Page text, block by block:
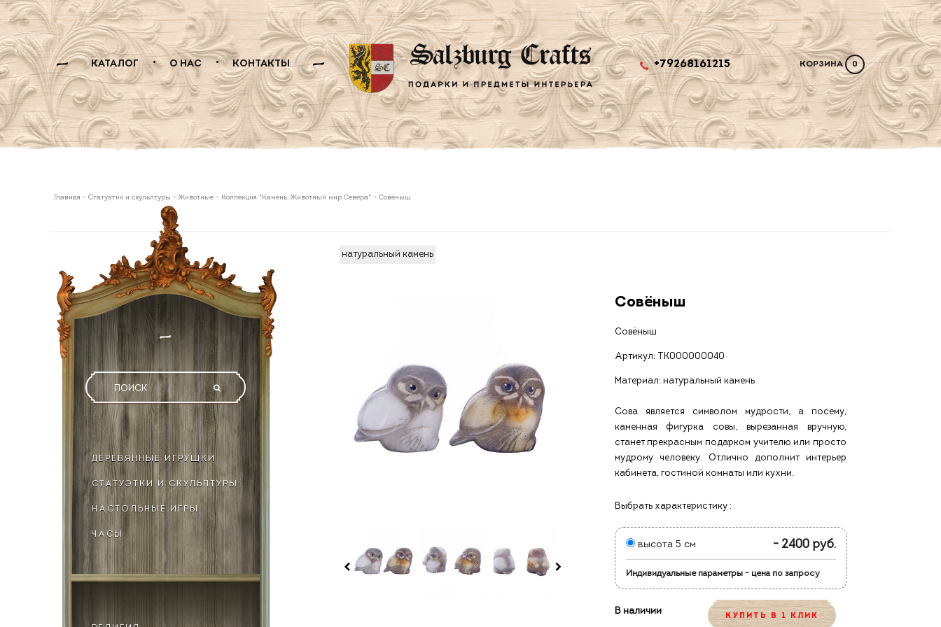
КАТАЛОГ О НАС КОНТАКТЫ +79268161215 КОРЗИНА 0
Главная - Статуэтки и скульптуры - Животные - Коллекция "Камень. Животный мир Севера" - Совёныш
ДЕРЕВЯННЫЕ ИГРУШКИ
СТАТУЭТКИ И СКУЛЬПТУРЫ
НАСТОЛЬНЫЕ ИГРЫ
ЧАСЫ
натуральный камень
Совёныш
Совёныш
Артикул: ТК000000040
Материал: натуральный камень
Сова является символом мудрости, а посему,
каменная фигурка совы, вырезанная вручную,
станет прекрасным подарком учителю или просто
мудрому человеку. Отлично дополнит интерьер
кабинета, гостиной комнаты или кухни.
Выбрать характеристику :
высота 5 см - 2400 руб.
Индивидуальные параметры - цена по запросу
В наличии
КУПИТЬ В 1 КЛИК